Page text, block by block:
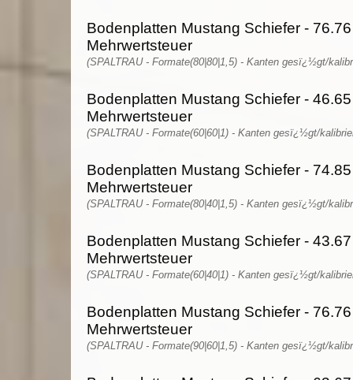
Bodenplatten Mustang Schiefer -
Mehrwertsteuer
(SPALTRAU - Formate(80|80|1,5) - Kanten gesï¿½gt/
Bodenplatten Mustang Schiefer -
Mehrwertsteuer
(SPALTRAU - Formate(60|60|1) - Kanten gesï¿½gt/
Bodenplatten Mustang Schiefer -
Mehrwertsteuer
(SPALTRAU - Formate(80|40|1,5) - Kanten gesï¿½gt/
Bodenplatten Mustang Schiefer -
Mehrwertsteuer
(SPALTRAU - Formate(60|40|1) - Kanten gesï¿½gt/
Bodenplatten Mustang Schiefer -
Mehrwertsteuer
(SPALTRAU - Formate(90|60|1,5) - Kanten gesï¿½gt/